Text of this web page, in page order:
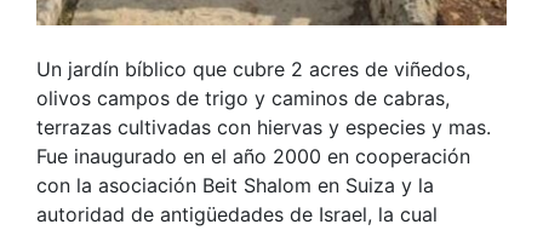
Un jardín bíblico que cubre 2 acres de viñedos,
olivos campos de trigo y caminos de cabras,
terrazas cultivadas con hiervas y especies y mas.
Fue inaugurado en el año 2000 en cooperación
con la asociación Beit Shalom en Suiza y la
autoridad de antigüedades de Israel, la cual